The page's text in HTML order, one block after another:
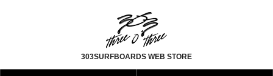
303SURFBOARDS WEB STORE